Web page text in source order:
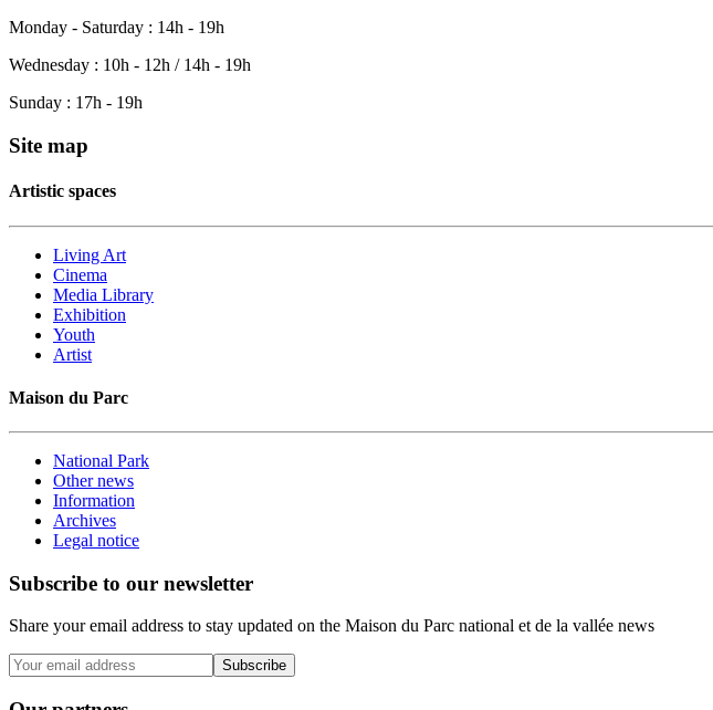
Monday - Saturday : 14h - 19h
Wednesday : 10h - 12h / 14h - 19h
Sunday : 17h - 19h
Site map
Artistic spaces
Living Art
Cinema
Media Library
Exhibition
Youth
Artist
Maison du Parc
National Park
Other news
Information
Archives
Legal notice
Subscribe to our newsletter
Share your email address to stay updated on the Maison du Parc national et de la vallée news
Subscribe